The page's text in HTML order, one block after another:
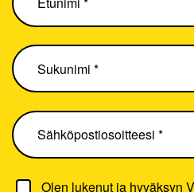
Olen lukenut ja hyväksyn